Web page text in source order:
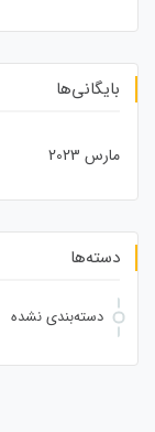
بایگانی‌ها
مارس 2023
دسته‌ها
دسته‌بندی نشده